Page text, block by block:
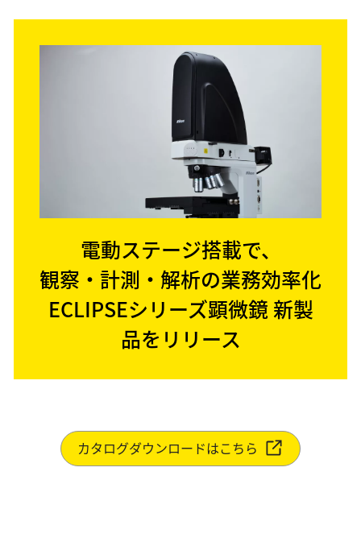
電動ステージ搭載で、
観察・計測・解析の業務効率化
ECLIPSEシリーズ顕微鏡 新製
品をリリース
カタログダウンロードはこちら